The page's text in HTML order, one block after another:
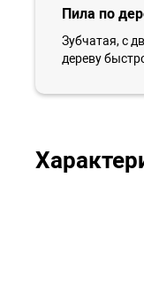
Пила по
Зубчатая, с
дереву